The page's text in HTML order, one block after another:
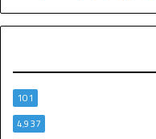
101
4٬937